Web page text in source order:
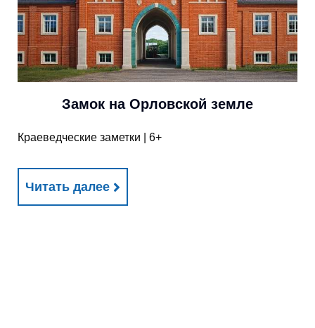
Замок на Орловской земле
Краеведческие заметки | 6+
Читать далее